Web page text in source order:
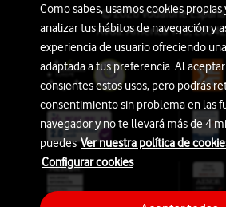
© 2026 Vodafone España
Avda. América 115,
Como sabes, usamos cookies
analizar tus hábitos de navegación y
experiencia de usuario ofreciendo
adaptada a tus preferencia. Al
consientes estos usos, pero podrás
consentimiento sin problema en las
navegador y no te llevará más de 4
puedesVer nuestra política de
Configurar cookies